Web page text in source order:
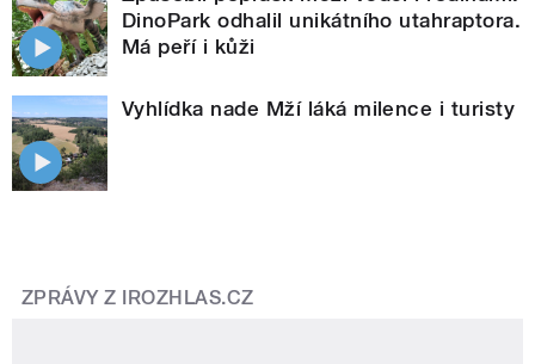
DinoPark odhalil unikátního utahraptora.
Má peří i kůži
Vyhlídka nade Mží láká milence i turisty
ZPRÁVY Z IROZHLAS.CZ